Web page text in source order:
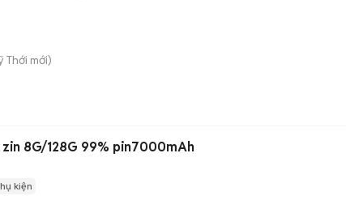
Thới mới)
zin 8G/128G 99% pin7000mAh
kiện